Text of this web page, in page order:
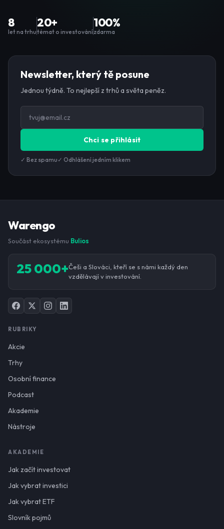
8
let na trhu
20+
témat o investování
100%
zdarma
Newsletter, který tě posune
Jednou týdně. To nejlepší z trhů a světa peněz.
Chci se přihlásit
✓ Bez spamu ✓ Odhlášení jedním klikem
Warengo
Součást ekosystému Bulios
25 000+Češi a Slováci, kteří se s námi každý den
vzdělávají v investování.
RUBRIKY
Akcie
Trhy
Osobní finance
Podcast
Akademie
Nástroje
AKADEMIE
Jak začít investovat
Jak vybrat investici
Jak vybrat ETF
Slovník pojmů